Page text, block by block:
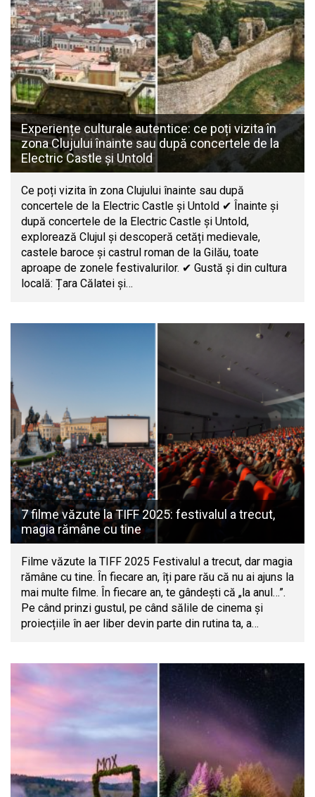
Experiențe culturale autentice: ce poți vizita în
zona Clujului înainte sau după concertele de la
Electric Castle și Untold
Ce poți vizita în zona Clujului înainte sau după
concertele de la Electric Castle și Untold ✔ Înainte și
după concertele de la Electric Castle și Untold,
explorează Clujul și descoperă cetăți medievale,
castele baroce și castrul roman de la Gilău, toate
aproape de zonele festivalurilor. ✔ Gustă și din cultura
locală: Țara Călatei și…
7 filme văzute la TIFF 2025: festivalul a trecut,
magia rămâne cu tine
Filme văzute la TIFF 2025 Festivalul a trecut, dar magia
rămâne cu tine. În fiecare an, îți pare rău că nu ai ajuns la
mai multe filme. În fiecare an, te gândești că „la anul…”.
Pe când prinzi gustul, pe când sălile de cinema și
proiecțiile în aer liber devin parte din rutina ta, a…